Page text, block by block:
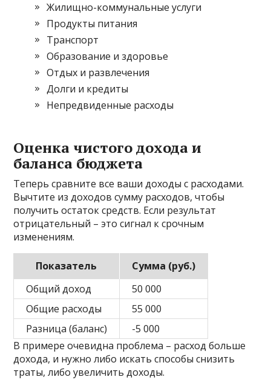
Жилищно-коммунальные услуги
Продукты питания
Транспорт
Образование и здоровье
Отдых и развлечения
Долги и кредиты
Непредвиденные расходы
Оценка чистого дохода и
баланса бюджета
Теперь сравните все ваши доходы с расходами.
Вычтите из доходов сумму расходов, чтобы
получить остаток средств. Если результат
отрицательный – это сигнал к срочным
изменениям.
Показатель
Сумма (руб.)
Общий доход
50 000
Общие расходы
55 000
Разница (баланс)
-5 000
В примере очевидна проблема – расход больше
дохода, и нужно либо искать способы снизить
траты, либо увеличить доходы.